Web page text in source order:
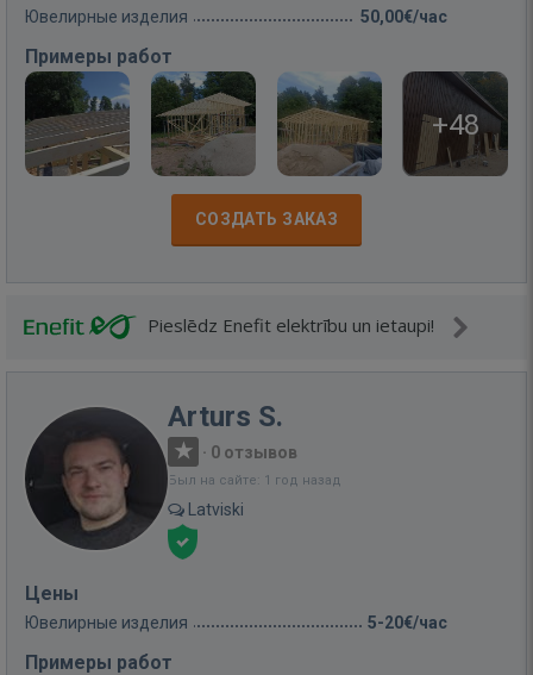
Ювелирные изделия 50,00€/час
Примеры работ
+48
СОЗДАТЬ ЗАКАЗ
Pieslēdz Enefit elektrību un ietaupi!
Arturs S.
· 0 отзывов
Был на сайте: 1 год назад
Latviski
Цены
Ювелирные изделия 5-20€/час
Примеры работ